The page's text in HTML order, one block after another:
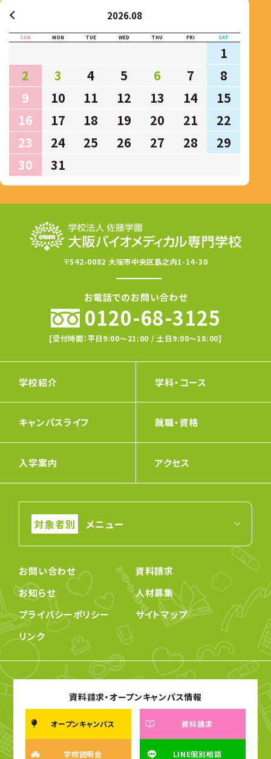
2026.08
SUN MON TUE WED THU FRI SAT
1
2
3 4 5 6 7
8
9
10 11 12 13 14
15
16
17 18 19 20 21
22
23
24 25 26 27 28
29
30
31
〒542-0082 大阪市中央区島之内1-14-30
お電話でのお問い合わせ
0120-68-3125
[受付時間：平日9:00〜21:00 / 土日9:00〜18:00]
学校紹介 学科・コース
キャンパスライフ 就職・資格
入学案内 アクセス
メニュー
お問い合わせ
資料請求
お知らせ
人材募集
プライバシーポリシー
サイトマップ
リンク
資料請求・オープンキャンパス情報
オープンキャンパス 資料請求
学校説明会 LINE個別相談